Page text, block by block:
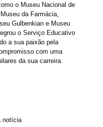
o Museu Nacional de
da Farmácia,
Gulbenkian e Museu
o Serviço Educativo
a sua paixão pela
com uma
da sua carreira.
notícia